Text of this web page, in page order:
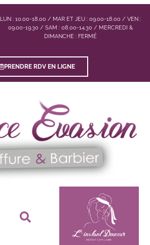
LUN : 10.00-18.00 / MAR ET JEU : 09.00-18.00 / VEN :
09.00-19.30 / SAM : 08.00-14.30 / MERCREDI &
DIMANCHE : FERMÉ
PRENDRE RDV EN LIGNE